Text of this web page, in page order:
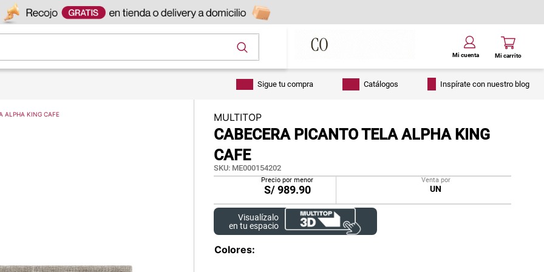
Sigue tu compra Catálogos Inspírate con nuestro blog
ALPHA KING CAFE MULTITOP
CABECERA PICANTO TELA ALPHA KING
CAFE
SKU: ME000154202
Precio por menor
S/989.90
Venta por
UN
Visualízalo
en tu espacio
Colores